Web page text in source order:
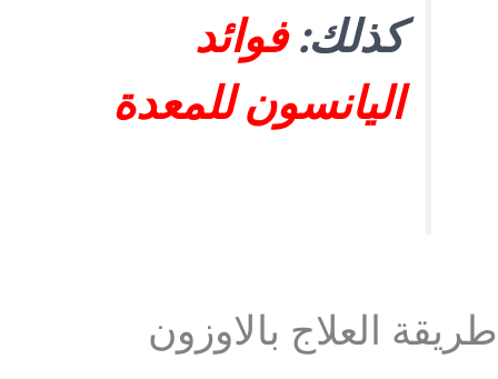
كذلك: فوائد
اليانسون للمعدة
طريقة العلاج بالاوزون